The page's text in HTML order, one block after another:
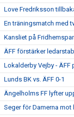
Love Fredriksson
En träningsmatch med
Kansliet på
ÄFF förstärker
Lokalderby Vejby - ÄFF
Lunds BK vs. ÄFF 0-1
Ängelholms FF lyfter
Seger för Damerna mot